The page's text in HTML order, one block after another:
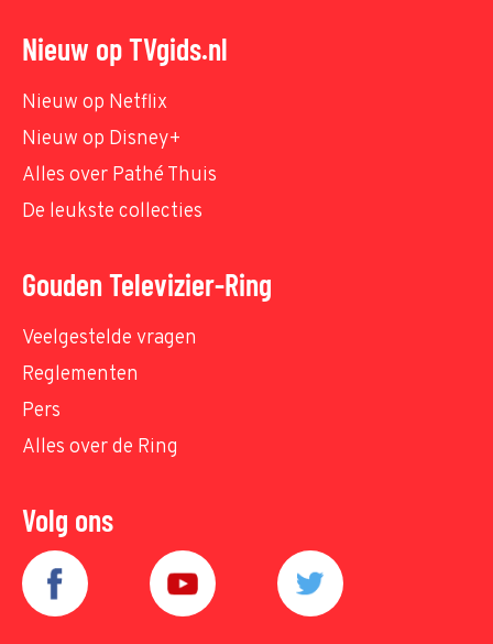
Nieuw op TVgids.nl
Nieuw op Netflix
Nieuw op Disney+
Alles over Pathé Thuis
De leukste collecties
Gouden Televizier-Ring
Veelgestelde vragen
Reglementen
Pers
Alles over de Ring
Volg ons